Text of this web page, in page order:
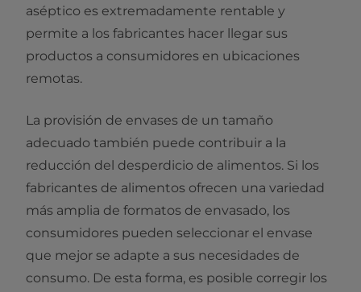
aséptico es extremadamente rentable y
permite a los fabricantes hacer llegar sus
productos a consumidores en ubicaciones
remotas.
La provisión de envases de un tamaño
adecuado también puede contribuir a la
reducción del desperdicio de alimentos. Si los
fabricantes de alimentos ofrecen una variedad
más amplia de formatos de envasado, los
consumidores pueden seleccionar el envase
que mejor se adapte a sus necesidades de
consumo. De esta forma, es posible corregir los